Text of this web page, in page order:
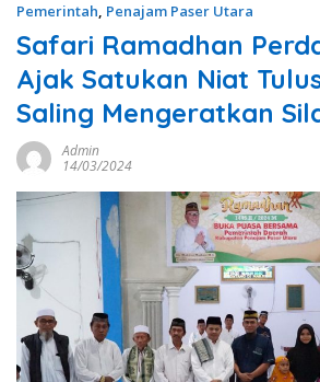
Pemerintah, Penajam Paser Utara
Safari Ramadhan
Ajak Satukan Niat
Saling Mengeratkan
Admin
14/03/2024